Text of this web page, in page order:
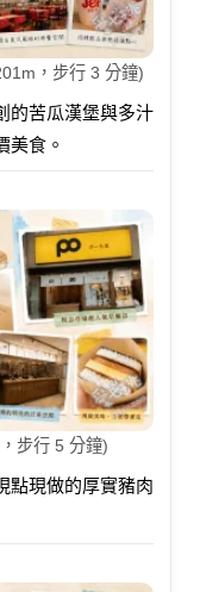
，步行 3 分鐘)
的苦瓜漢堡與多汁
美食。
步行 5 分鐘)
點現做的厚實豬肉